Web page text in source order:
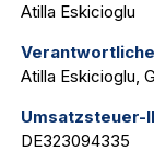
Atilla Eskicioglu
Atilla Eskicioglu,
Umsatzsteuer-
DE323094335